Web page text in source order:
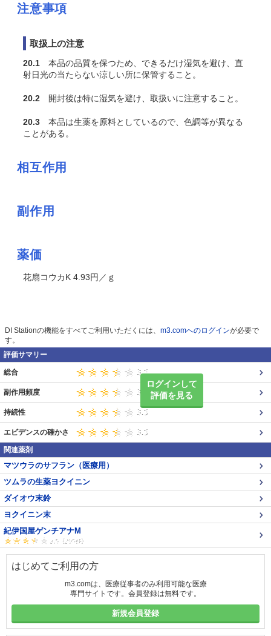
注意事項
取扱上の注意
20.1 本品の品質を保つため、できるだけ湿気を避け、直
射日光の当たらない涼しい所に保管すること。
20.2 開封後は特に湿気を避け、取扱いに注意すること。
20.3 本品は生薬を原料としているので、色調等が異なる
ことがある。
相互作用
副作用
薬価
花扇コウカK 4.93円／ｇ
DI Stationの機能をすべてご利用いただくには、 m3.comへのログインが必要で
す。
評価サマリー
ログインして
評価を見る
総合
副作用頻度
持続性
エビデンスの確かさ
関連薬剤
マツウラのサフラン（医療用）
ツムラの生薬ヨクイニン
ダイオウ末鈴
ヨクイニン末
紀伊国屋ゲンチアナM
はじめてご利用の方
m3.comは、医療従事者のみ利用可能な医療
専門サイトです。会員登録は無料です。
新規会員登録